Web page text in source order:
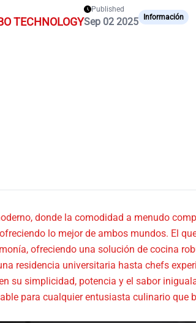
TECHNOLOGY
Published
Sep 02 2025 Información
donde la comodidad a menudo
lo mejor de ambos mundos. El
ofreciendo una solución de cocina
residencia universitaria hasta chefs
su simplicidad, potencia y el sabor
para cualquier entusiasta culinario que